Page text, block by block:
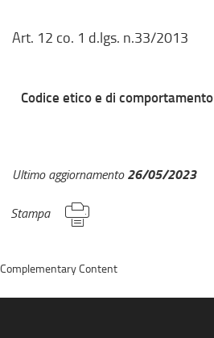
Art. 12 co. 1 d.lgs. n.33/2013
Codice etico e di comportamento
Ultimo aggiornamento26/05/2023
Stampa
Complementary Content